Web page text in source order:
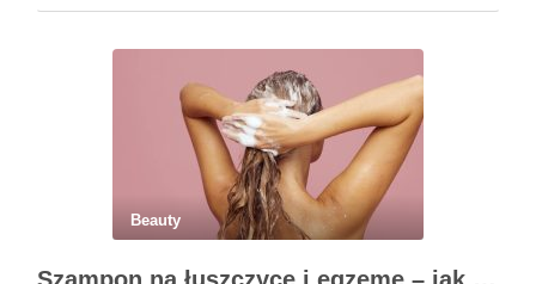
takimi jak zmarszczki, trądzik czy podrażnienia. Jej działanie
Beauty